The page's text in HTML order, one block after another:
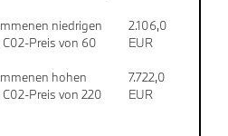
niedrigen
Preis von 60
2.106,0
EUR
hohen
Preis von 220
7.722,0
EUR